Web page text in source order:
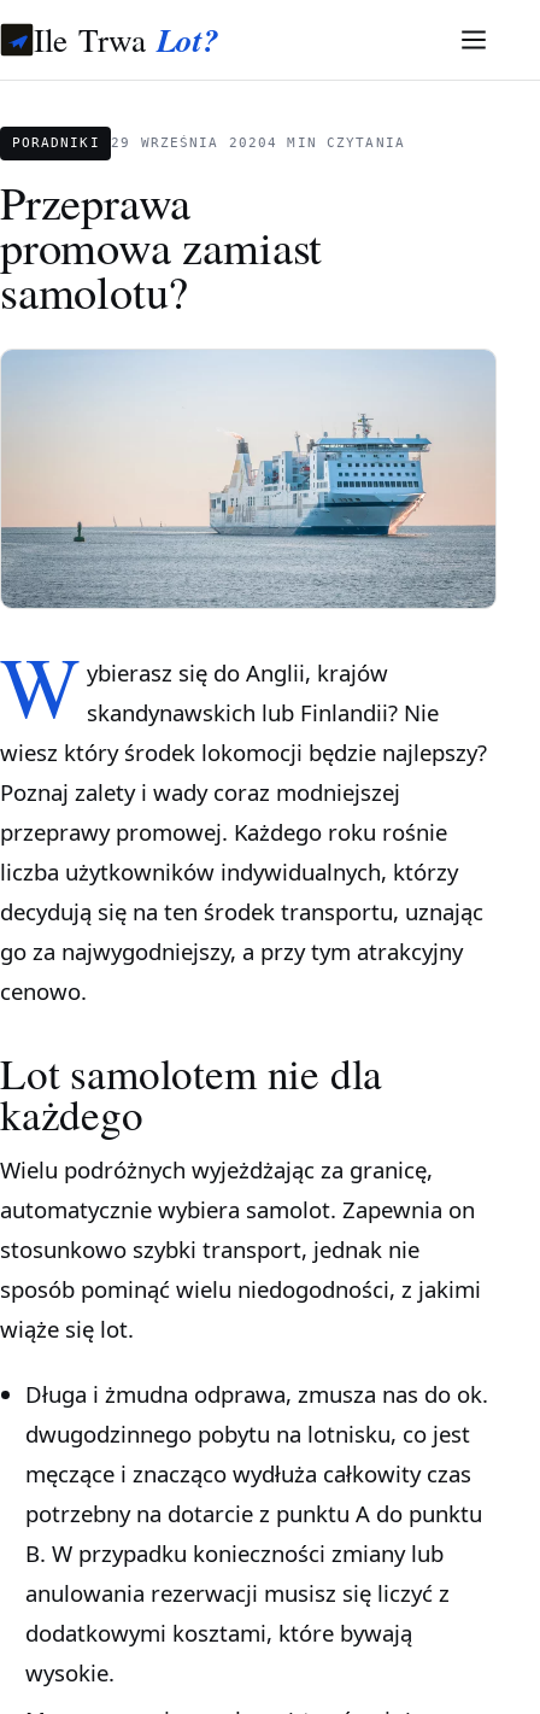
Ile TrwaLot?
PORADNIKI 29 WRZEŚNIA 20204 MIN CZYTANIA
Przeprawa
promowa zamiast
samolotu?
W ybierasz się do Anglii, krajów
skandynawskich lub Finlandii? Nie
wiesz który środek lokomocji będzie najlepszy?
Poznaj zalety i wady coraz modniejszej
przeprawy promowej. Każdego roku rośnie
liczba użytkowników indywidualnych, którzy
decydują się na ten środek transportu, uznając
go za najwygodniejszy, a przy tym atrakcyjny
cenowo.
Lot samolotem nie dla
każdego
Wielu podróżnych wyjeżdżając za granicę,
automatycznie wybiera samolot. Zapewnia on
stosunkowo szybki transport, jednak nie
sposób pominąć wielu niedogodności, z jakimi
wiąże się lot.
Długa i żmudna odprawa, zmusza nas do ok.
dwugodzinnego pobytu na lotnisku, co jest
męczące i znacząco wydłuża całkowity czas
potrzebny na dotarcie z punktu A do punktu
B. W przypadku konieczności zmiany lub
anulowania rezerwacji musisz się liczyć z
dodatkowymi kosztami, które bywają
wysokie.